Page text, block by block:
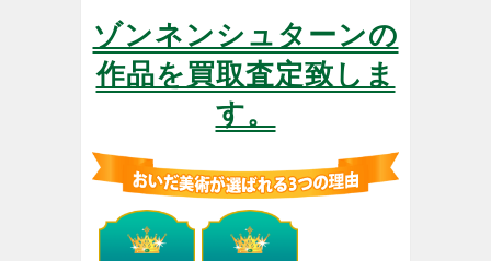
ゾンネンシュターンの
作品を買取査定致しま
す。